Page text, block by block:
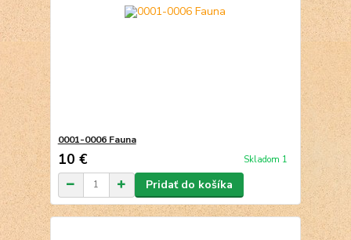
0001-0006 Fauna
10 € Skladom 1
Pridať do košíka